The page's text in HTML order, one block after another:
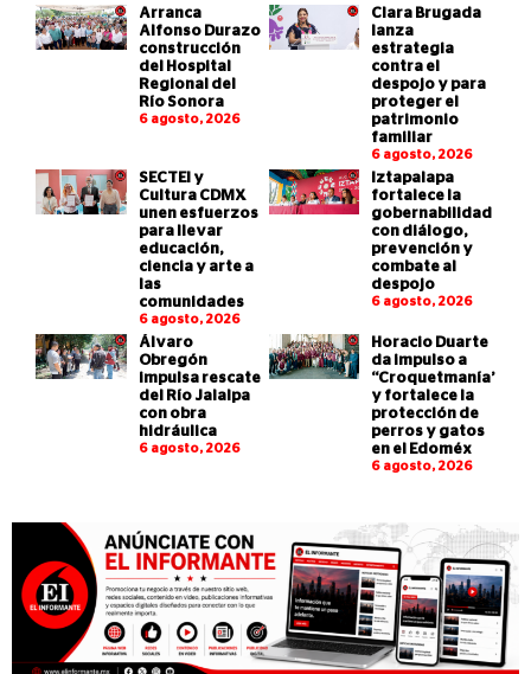
Arranca
Alfonso Durazo
construcción
del Hospital
Regional del
Río Sonora
6 agosto, 2026
Clara Brugada
lanza
estrategia
contra el
despojo y para
proteger el
patrimonio
familiar
6 agosto, 2026
SECTEI y
Cultura CDMX
unen esfuerzos
para llevar
educación,
ciencia y arte a
las
comunidades
6 agosto, 2026
Iztapalapa
fortalece la
gobernabilidad
con diálogo,
prevención y
combate al
despojo
6 agosto, 2026
Álvaro
Obregón
impulsa rescate
del Río Jalalpa
con obra
hidráulica
6 agosto, 2026
Horacio Duarte
da impulso a
“Croquetmanía”
y fortalece la
protección de
perros y gatos
en el Edoméx
6 agosto, 2026